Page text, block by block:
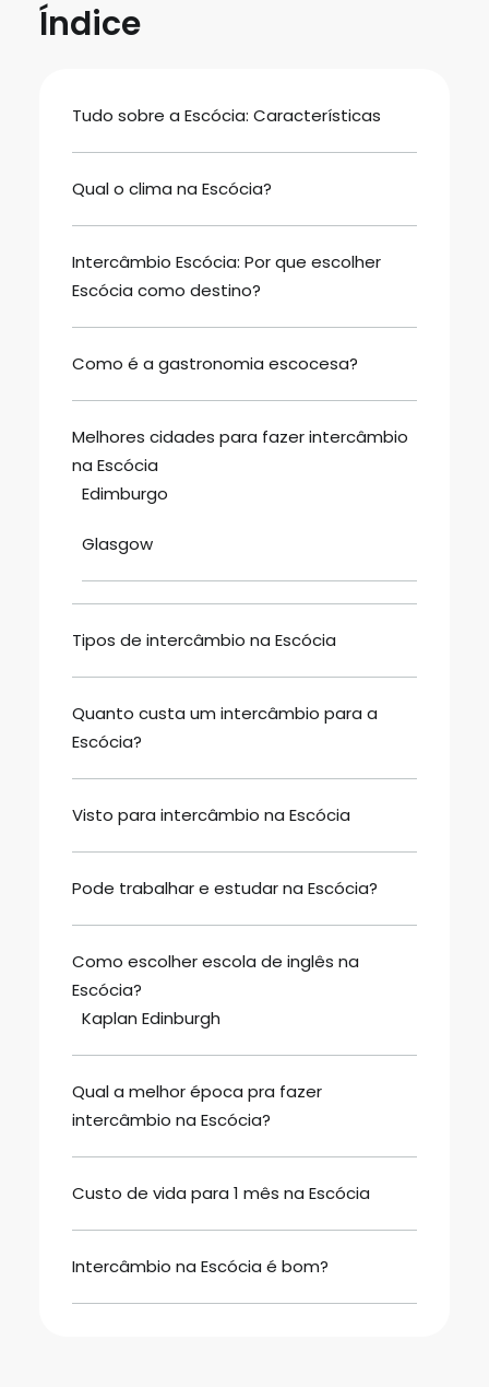
Índice
Tudo sobre a Escócia: Características
Qual o clima na Escócia?
Intercâmbio Escócia: Por que escolher
Escócia como destino?
Como é a gastronomia escocesa?
Melhores cidades para fazer intercâmbio
na Escócia
Edimburgo
Glasgow
Tipos de intercâmbio na Escócia
Quanto custa um intercâmbio para a
Escócia?
Visto para intercâmbio na Escócia
Pode trabalhar e estudar na Escócia?
Como escolher escola de inglês na
Escócia?
Kaplan Edinburgh
Qual a melhor época pra fazer
intercâmbio na Escócia?
Custo de vida para 1 mês na Escócia
Intercâmbio na Escócia é bom?